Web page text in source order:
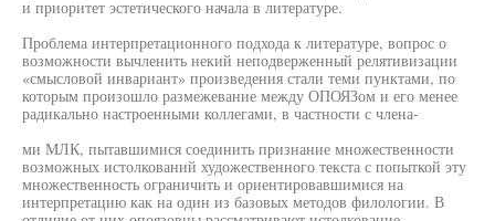
и приоритет эстетического начала в литературе.
Проблема интерпретационного подхода к литературе, вопрос о
возможности вычленить некий неподверженный релятивизации
«смысловой инвариант» произведения стали теми пунктами, по
которым произошло размежевание между ОПОЯЗом и его менее
радикально настроенными коллегами, в частности с члена-
ми МЛК, пытавшимися соединить признание множественности
возможных истолкований художественного текста с попыткой эту
множественность ограничить и ориентировавшимися на
интерпретацию как на один из базовых методов филологии. В